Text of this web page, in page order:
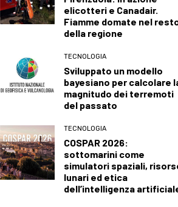
elicotteri e Canadair.
Fiamme domate nel
della regione
TECNOLOGIA
Sviluppato un modello
bayesiano per calcolare
magnitudo dei terremoti
del passato
TECNOLOGIA
COSPAR 2026:
sottomarini come
simulatori spaziali,
lunari ed etica
dell’intelligenza